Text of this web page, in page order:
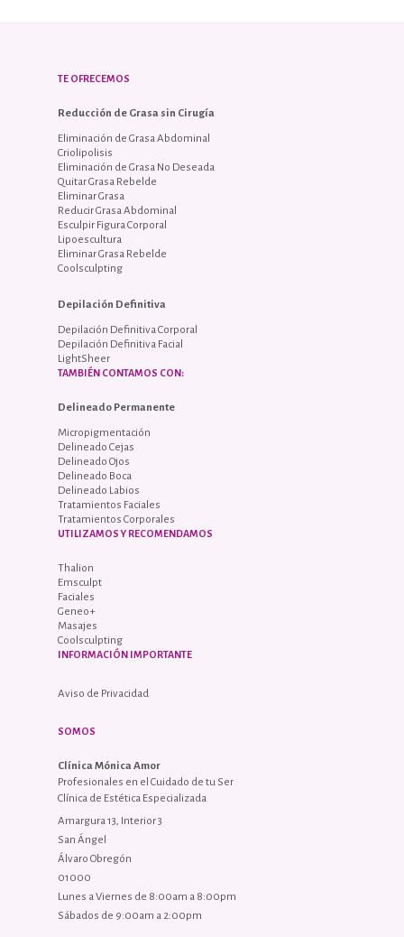
TE OFRECEMOS
Reducción de Grasa sin Cirugía
Eliminación de Grasa Abdominal
Criolipolisis
Eliminación de Grasa No Deseada
Quitar Grasa Rebelde
Eliminar Grasa
Reducir Grasa Abdominal
Esculpir Figura Corporal
Lipoescultura
Eliminar Grasa Rebelde
Coolsculpting
Depilación Definitiva
Depilación Definitiva Corporal
Depilación Definitiva Facial
LightSheer
TAMBIÉN CONTAMOS CON:
Delineado Permanente
Micropigmentación
Delineado Cejas
Delineado Ojos
Delineado Boca
Delineado Labios
Tratamientos Faciales
Tratamientos Corporales
UTILIZAMOS Y RECOMENDAMOS
Thalion
Emsculpt
Faciales
Geneo+
Masajes
Coolsculpting
INFORMACIÓN IMPORTANTE
Aviso de Privacidad
SOMOS
Clínica Mónica Amor
Profesionales en el Cuidado de tu Ser
Clínica de Estética Especializada
Amargura 13, Interior 3
San Ángel
Álvaro Obregón
01000
Lunes a Viernes de 8:00am a 8:00pm
Sábados de 9:00am a 2:00pm